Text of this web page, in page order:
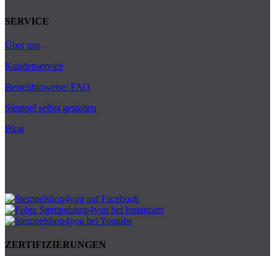
SERVICE
Über uns
Kundenservice
Bestellhinweise/ FAQ
Stempel selbst gestalten
Blog
ZERTIFIZIERUNGEN